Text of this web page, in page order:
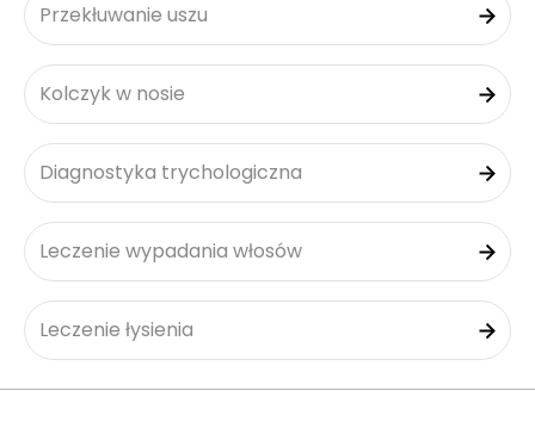
Przekłuwanie uszu
Kolczyk w nosie
Diagnostyka trychologiczna
Leczenie wypadania włosów
Leczenie łysienia